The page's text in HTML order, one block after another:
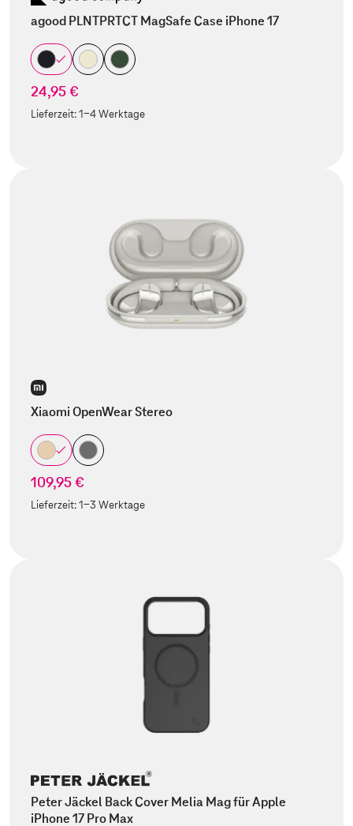
agood PLNTPRTCT MagSafe Case iPhone 17
24,95 €
Lieferzeit:1-4 Werktage
Xiaomi OpenWear Stereo
109,95 €
Lieferzeit:1-3 Werktage
Peter Jäckel Back Cover Melia Mag für Apple
iPhone 17 Pro Max